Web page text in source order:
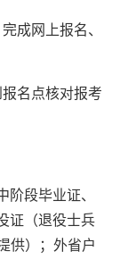
成网上报名、
报名点核对报考
阶段毕业证、
证（退役士兵
供）；外省户